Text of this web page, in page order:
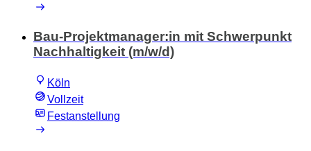
Bau-Projektmanager:in mit Schwerpunkt
Nachhaltigkeit (m/w/d)
Köln
Vollzeit
Festanstellung